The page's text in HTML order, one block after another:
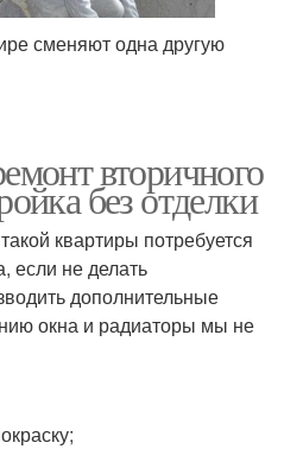
сменяют одна другую
вторичного
без отделки
квартиры потребуется
если не делать
дополнительные
окна и радиаторы мы не